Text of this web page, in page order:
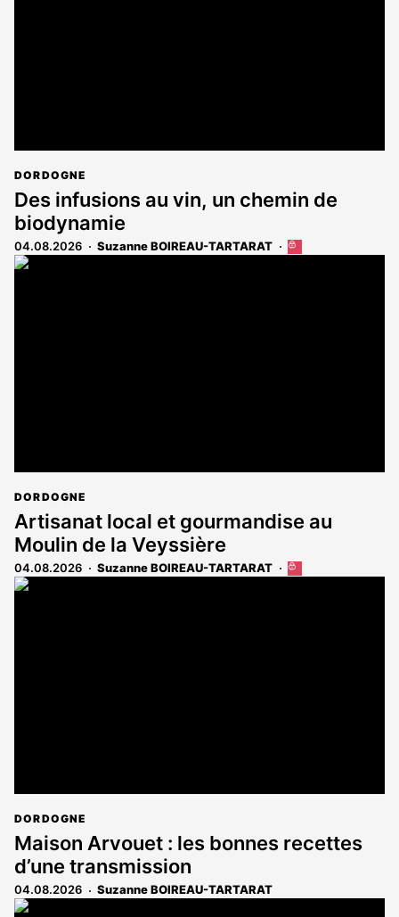
DORDOGNE
Des infusions au vin, un chemin de
biodynamie
04.08.2026 Suzanne BOIREAU-TARTARAT
Cet
DORDOGNE
Artisanat local et gourmandise au
Moulin de la Veyssière
04.08.2026 Suzanne BOIREAU-TARTARAT
Cet
DORDOGNE
Maison Arvouet : les bonnes recettes
d’une transmission
04.08.2026 Suzanne BOIREAU-TARTARAT